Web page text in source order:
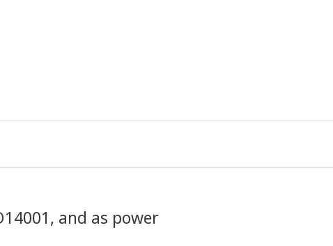
and as power